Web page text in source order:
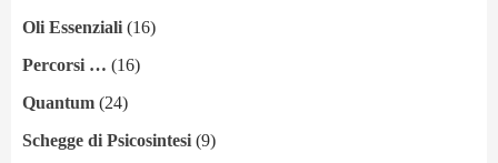
Oli Essenziali (16)
Percorsi … (16)
Quantum (24)
Schegge di Psicosintesi (9)